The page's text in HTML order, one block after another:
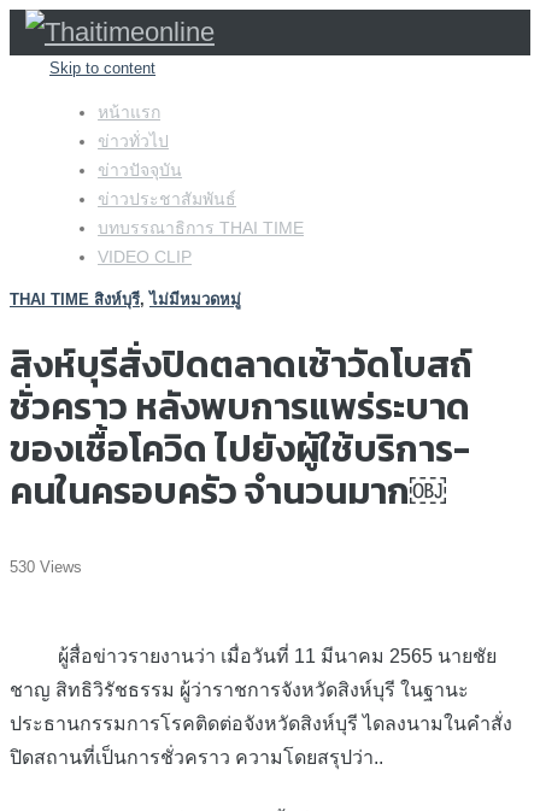
Skip to content
หน้าแรก
ข่าวทั่วไป
ข่าวปัจจุบัน
ข่าวประชาสัมพันธ์
บทบรรณาธิการ THAI TIME
VIDEO CLIP
THAI TIME สิงห์บุรี,ไม่มีหมวดหมู่
สิงห์บุรีสั่งปิดตลาดเช้าวัดโบสถ์
ชั่วคราว หลังพบการแพร่ระบาด
ของเชื้อโควิด ไปยังผู้ใช้บริการ-
คนในครอบครัว จำนวนมาก￼
530 Views
ผู้สื่อข่าวรายงานว่า เมื่อวันที่ 11 มีนาคม 2565 นายชัย
ชาญ สิทธิวิรัชธรรม ผู้ว่าราชการจังหวัดสิงห์บุรี ในฐานะ
ประธานกรรมการโรคติดต่อจังหวัดสิงห์บุรี ไดลงนามในคำสั่ง
ปิดสถานที่เป็นการชั่วคราว ความโดยสรุปว่า..